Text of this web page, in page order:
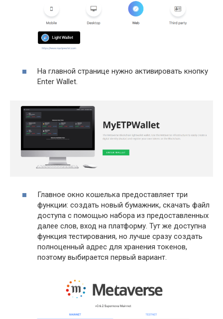
На главной странице нужно активировать кнопку
Enter Wallet.
Главное окно кошелька предоставляет три
функции: создать новый бумажник, скачать файл
доступа с помощью набора из предоставленных
далее слов, вход на платформу. Тут же доступна
функция тестирования, но лучше сразу создать
полноценный адрес для хранения токенов,
поэтому выбирается первый вариант.